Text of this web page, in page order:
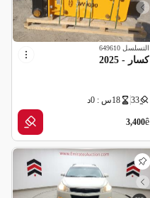
التسلسل 649610
كسار - 2025
33 18س : 0د
ê
3,400